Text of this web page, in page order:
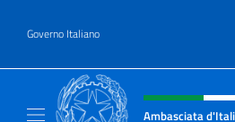
Governo Italiano
Intestazione sito,
Ambasciata